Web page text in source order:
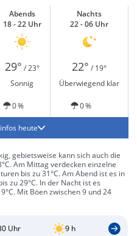
Abends
18 - 22 Uhr
Nachts
22 - 06 Uhr
29° / 23° 22° / 19°
Sonnig Überwiegend klar
0 % 0 %
heute
gebietsweise kann sich auch die
Am Mittag verdecken einzelne
bis zu 31°C. Am Abend ist es in
zu 29°C. In der Nacht ist es
Mit Böen zwischen 9 und 24
Uhr 9 h